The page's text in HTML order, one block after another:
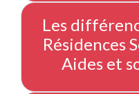
Les
Résidences
Aides et